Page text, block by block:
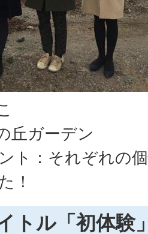
丘ガーデン
ト：それぞれの
！
トル「初体験